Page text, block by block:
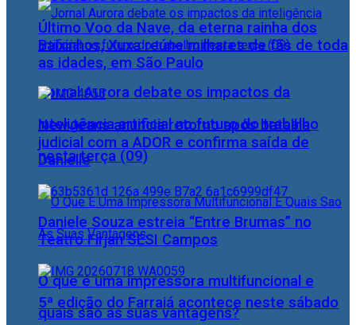
Jornal Aurora debate os impactos da
inteligência artificial no futuro do trabalho
nesta terça (09)
O que é uma impressora multifuncional e
quais são as suas vantagens?
Último Voo da Nave, da eterna rainha dos
Baixinhos, Xuxa reúne milhares de fãs de toda
as idades, em São Paulo
NewJeans anuncia retorno após batalha
judicial com a ADOR e confirma saída de
Danielle
Daniele Souza estreia “Entre Brumas” no
Teatro Firjan SESI Campos
5ª edição do Farraiá acontece neste sábado